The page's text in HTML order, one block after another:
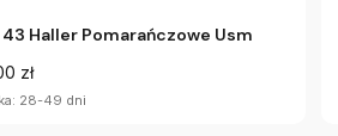
Haller Pomarańczowe Usm
zł
28-49 dni